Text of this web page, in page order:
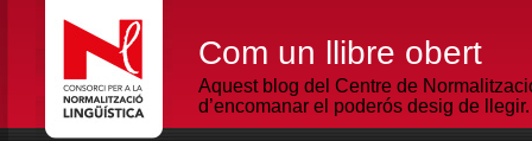
Com un llibre obert
Aquest blog del Centre de
d’encomanar el poderós desig de llegir.